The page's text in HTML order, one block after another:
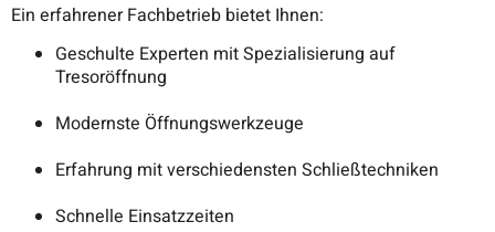
Ein erfahrener Fachbetrieb bietet Ihnen:
Geschulte Experten mit Spezialisierung auf
Tresoröffnung
Modernste Öffnungswerkzeuge
Erfahrung mit verschiedensten Schließtechniken
Schnelle Einsatzzeiten